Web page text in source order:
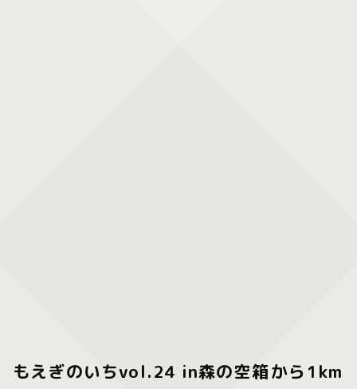
もえぎのいちvol.24 in森の空箱⁡⁡から1km